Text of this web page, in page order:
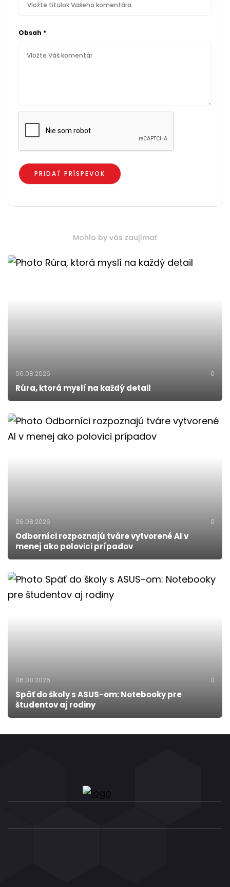
Obsah *
Mohlo by vás zaujímať
06.08.2026 0
Rúra, ktorá myslí na každý detail
06.08.2026 0
Odborníci rozpoznajú tváre vytvorené AI v
menej ako polovici prípadov
06.08.2026 0
Späť do školy s ASUS-om: Notebooky pre
študentov aj rodiny